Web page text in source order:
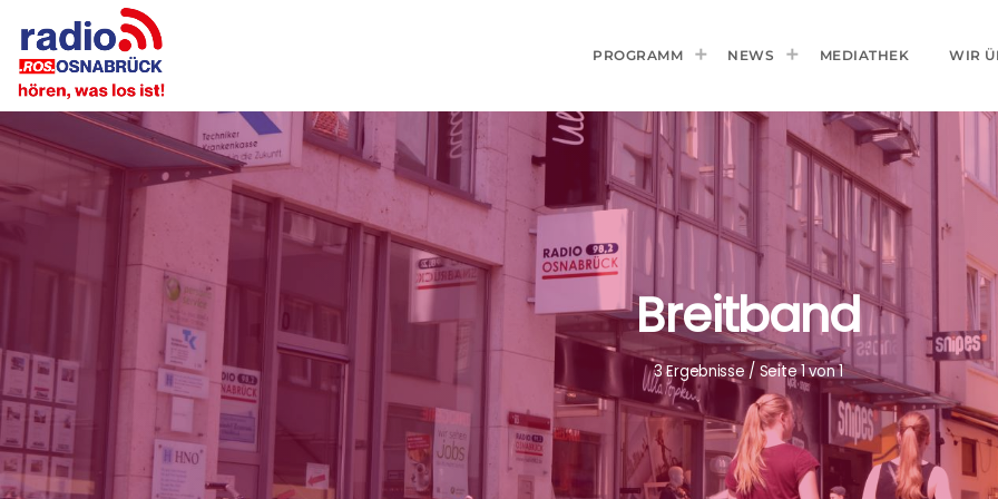
PROGRAMM NEWS MEDIATHEK WIR
Breitband
3 Ergebnisse / Seite 1 von 1